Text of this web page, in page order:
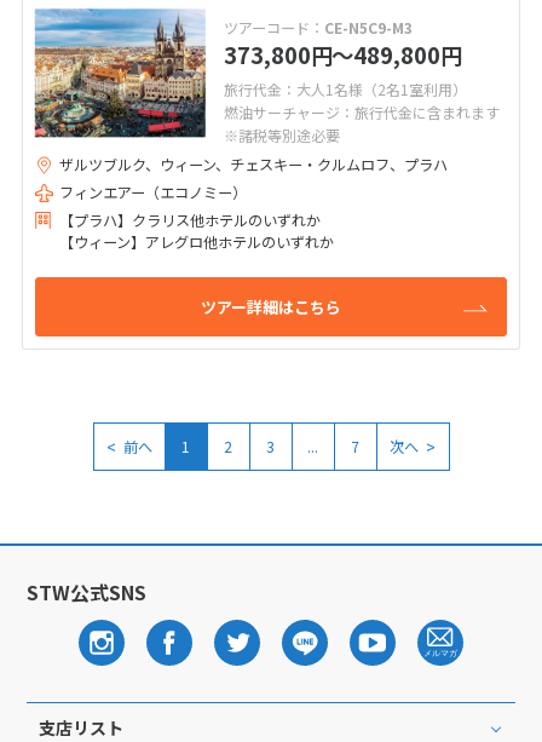
ツアーコード： CE-N5C9-M3
373,800円〜489,800円
旅行代金：大人1名様（2名1室利用）
燃油サーチャージ：旅行代金に含まれます
※諸税等別途必要
ザルツブルク、ウィーン、チェスキー・クルムロフ、プラハ
フィンエアー（エコノミー）
【プラハ】クラリス他ホテルのいずれか
【ウィーン】アレグロ他ホテルのいずれか
ツアー詳細はこちら
< 前へ 1 2 3 ... 7 次へ >
STW公式SNS
支店リスト